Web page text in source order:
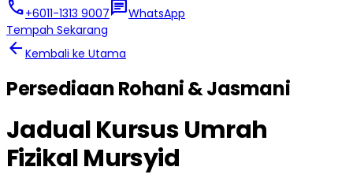
call+6011-1313 9007chatWhatsApp
Tempah Sekarang
arrow_back Kembali ke Utama
Persediaan Rohani & Jasmani
Jadual Kursus Umrah
Fizikal Mursyid